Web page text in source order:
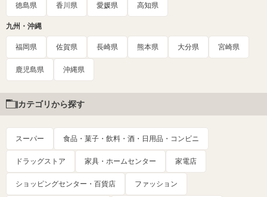
徳島県 香川県 愛媛県 高知県
九州・沖縄
福岡県 佐賀県 長崎県 熊本県 大分県 宮崎県
鹿児島県 沖縄県
カテゴリから探す
スーパー 食品・菓子・飲料・酒・日用品・コンビニ
ドラッグストア 家具・ホームセンター 家電店
ショッピングセンター・百貨店 ファッション